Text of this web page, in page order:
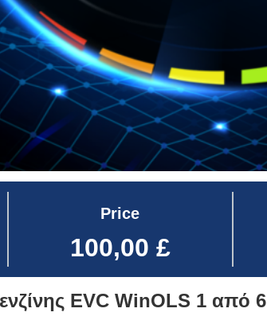
Price
100,00 £
EVC WinOLS 1 από 6